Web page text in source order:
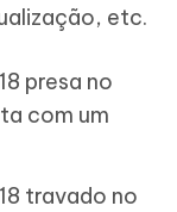
etc.
presa no
com um
travado no